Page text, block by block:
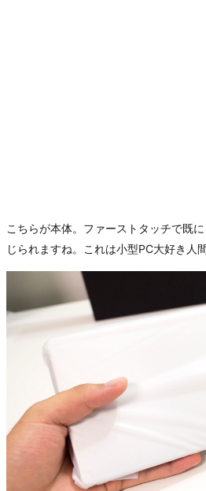
こちらが本体。ファーストタッチで既
じられますね。これは小型PC大好き人